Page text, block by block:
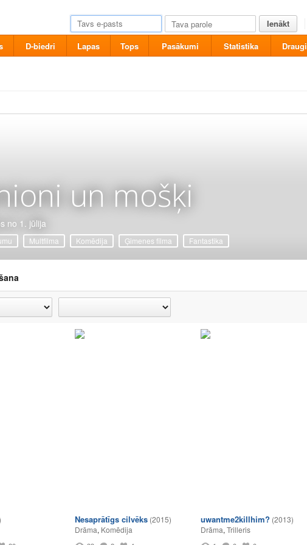
Ienākt
D-biedri Lapas Tops Pasākumi Statistika Draugi
un mošķi
no 1. jūlija
Multfilma Komēdija Ģimenes filma Fantastika
Nesaprātīgs cilvēks (2015)
Drāma, Komēdija
uwantme2killhim? (2013)
Drāma, Trilleris